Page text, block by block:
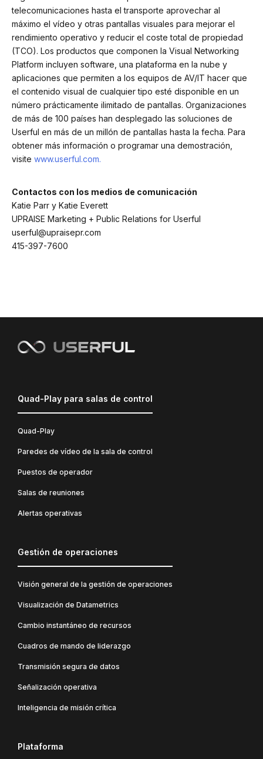
telecomunicaciones hasta el transporte aprovechar al
máximo el vídeo y otras pantallas visuales para mejorar el
rendimiento operativo y reducir el coste total de propiedad
(TCO). Los productos que componen la Visual Networking
Platform incluyen software, una plataforma en la nube y
aplicaciones que permiten a los equipos de AV/IT hacer que
el contenido visual de cualquier tipo esté disponible en un
número prácticamente ilimitado de pantallas. Organizaciones
de más de 100 países han desplegado las soluciones de
Userful en más de un millón de pantallas hasta la fecha. Para
obtener más información o programar una demostración,
visite www.userful.com.
Contactos con los medios de comunicación
Katie Parr y Katie Everett
UPRAISE Marketing + Public Relations for Userful
userful@upraisepr.com
415-397-7600
Quad-Play para salas de control
Quad-Play
Paredes de vídeo de la sala de control
Puestos de operador
Salas de reuniones
Alertas operativas
Gestión de operaciones
Visión general de la gestión de operaciones
Visualización de Datametrics
Cambio instantáneo de recursos
Cuadros de mando de liderazgo
Transmisión segura de datos
Señalización operativa
Inteligencia de misión crítica
Plataforma